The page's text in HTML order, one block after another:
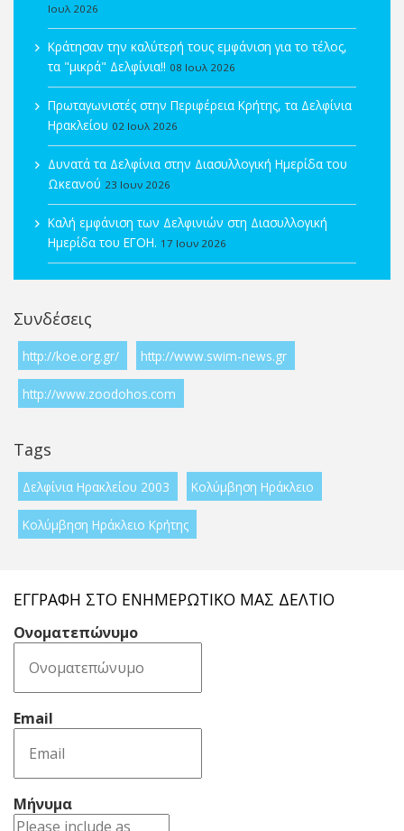
Ιουλ 2026
Κράτησαν την καλύτερή τους εμφάνιση για το τέλος,
τα "μικρά" Δελφίνια!! 08 Ιουλ 2026
Πρωταγωνιστές στην Περιφέρεια Κρήτης, τα Δελφίνια
Ηρακλείου 02 Ιουλ 2026
Δυνατά τα Δελφίνια στην Διασυλλογική Ημερίδα του
Ωκεανού 23 Ιουν 2026
Καλή εμφάνιση των Δελφινιών στη Διασυλλογική
Ημερίδα του ΕΓΟΗ. 17 Ιουν 2026
Συνδέσεις
http://koe.org.gr/ http://www.swim-news.gr
http://www.zoodohos.com
Tags
Δελφίνια Ηρακλείου 2003 Κολύμβηση Ηράκλειο
Κολύμβηση Ηράκλειο Κρήτης
ΕΓΓΡΑΦΉ ΣΤΟ ΕΝΗΜΕΡΩΤΙΚΌ ΜΑΣ ΔΕΛΤΊΟ
Ονοματεπώνυμο
Email
Μήνυμα